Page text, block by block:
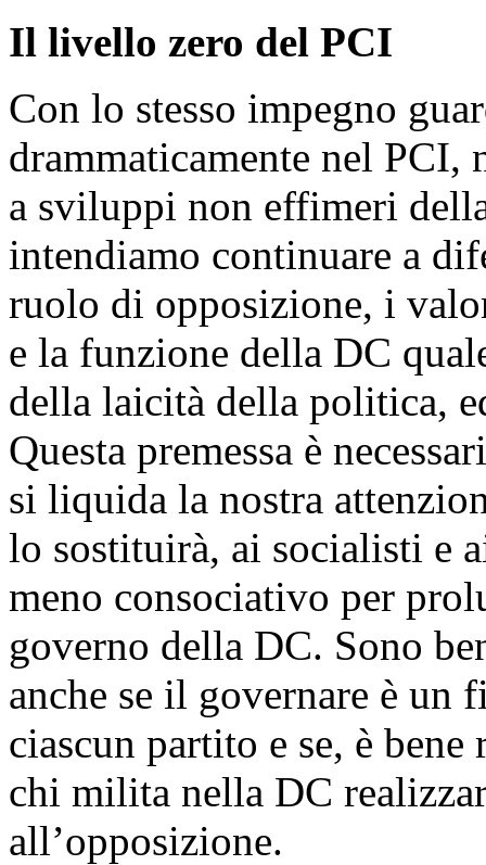
Il livello zero del PCI
Con lo stesso impegno
drammaticamente nel
a sviluppi non effimeri
intendiamo continuare a
ruolo di opposizione, i
e la funzione della DC
della laicità della politica,
Questa premessa è
si liquida la nostra
lo sostituirà, ai socialisti e
meno consociativo per
governo della DC. Sono
anche se il governare è
ciascun partito e se, è
chi milita nella DC
all’opposizione.